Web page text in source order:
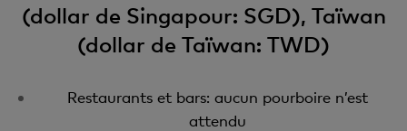
(dollar de Singapour: SGD), Taïwan
(dollar de Taïwan: TWD)
Restaurants et bars: aucun pourboire n’est
attendu